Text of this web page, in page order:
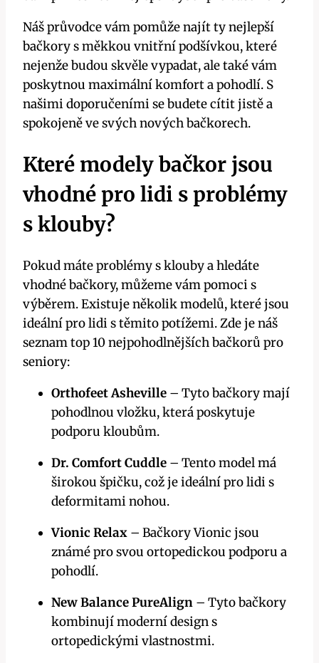
Náš průvodce vám pomůže najít ty nejlepší
bačkory s měkkou vnitřní podšívkou, které
nejenže budou skvěle vypadat, ale také vám
poskytnou maximální komfort a pohodlí. S
našimi doporučeními se budete cítit jistě a
spokojeně ve svých nových bačkorech.
Které modely bačkor jsou
vhodné pro lidi s problémy
s klouby?
Pokud máte problémy s klouby a hledáte
vhodné bačkory, můžeme vám pomoci s
výběrem. Existuje několik modelů, které jsou
ideální pro lidi s těmito potížemi. Zde je náš
seznam top 10 nejpohodlnějších bačkorů pro
seniory:
Orthofeet Asheville – Tyto bačkory mají
pohodlnou vložku, která poskytuje
podporu kloubům.
Dr. Comfort Cuddle – Tento model má
širokou špičku, což je ideální pro lidi s
deformitami nohou.
Vionic Relax – Bačkory Vionic jsou
známé pro svou ortopedickou podporu a
pohodlí.
New Balance PureAlign – Tyto bačkory
kombinují moderní design s
ortopedickými vlastnostmi.